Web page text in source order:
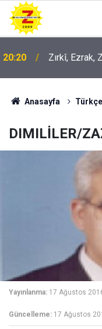
09:56 Ji Zilma
Anasayfa Türkçe
DIMILİLER/
Yayınlanma: 17 Ağustos
Güncelleme: 17 Ağustos